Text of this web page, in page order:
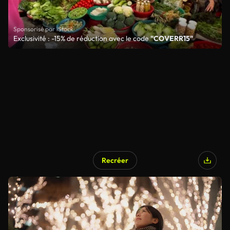
Sponsorisé par iStock
Exclusivité : -15% de réduction avec le code"COVERR15"
Recréer